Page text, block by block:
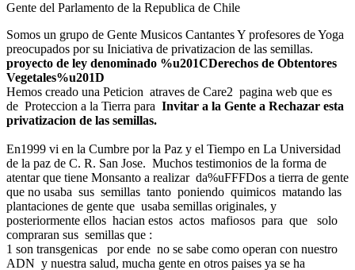
Gente del Parlamento de la Republica de Chile
Somos un grupo de Gente Musicos Cantantes Y profesores de Yoga
preocupados por su Iniciativa de privatizacion de las semillas.
proyecto de ley denominado %u201CDerechos de Obtentores
Vegetales%u201D
Hemos creado una Peticion atraves de Care2 pagina web que es
de Proteccion a la Tierra para Invitar a la Gente a Rechazar esta
privatizacion de las semillas.
En1999 vi en la Cumbre por la Paz y el Tiempo en La Universidad
de la paz de C. R. San Jose. Muchos testimonios de la forma de
atentar que tiene Monsanto a realizar da%uFFFDos a tierra de gente
que no usaba sus semillas tanto poniendo quimicos matando las
plantaciones de gente que usaba semillas originales, y
posteriormente ellos hacian estos actos mafiosos para que solo
compraran sus semillas que :
1 son transgenicas por ende no se sabe como operan con nuestro
ADN y nuestra salud, mucha gente en otros paises ya se ha